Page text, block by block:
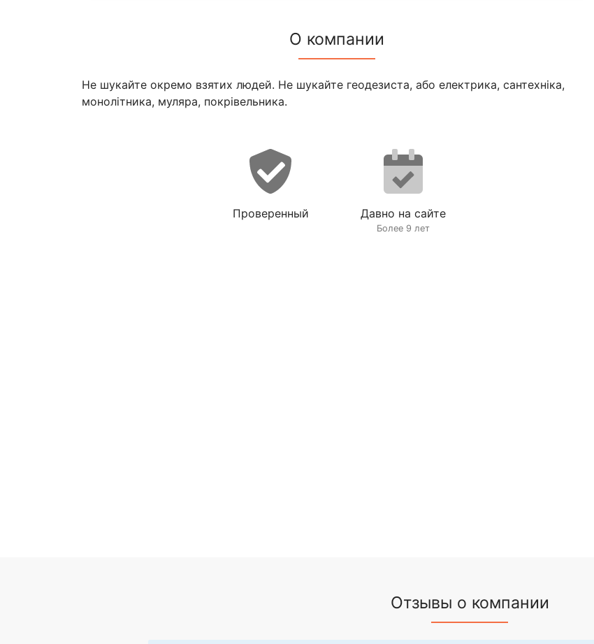
О компании
Не шукайте окремо взятих людей. Не шукайте геодезиста, або електрика, сантехніка,
монолітника, муляра, покрівельника.
Проверенный Давно на сайте
Более 9 лет
Отзывы о компании